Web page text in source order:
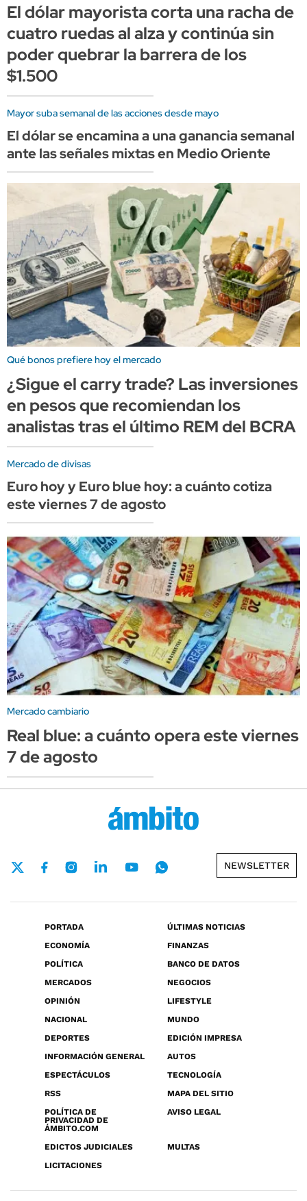
El dólar mayorista corta una racha de
cuatro ruedas al alza y continúa sin
poder quebrar la barrera de los
$1.500
Mayor suba semanal de las acciones desde mayo
El dólar se encamina a una ganancia semanal
ante las señales mixtas en Medio Oriente
Qué bonos prefiere hoy el mercado
¿Sigue el carry trade? Las inversiones
en pesos que recomiendan los
analistas tras el último REM del BCRA
Mercado de divisas
Euro hoy y Euro blue hoy: a cuánto cotiza
este viernes 7 de agosto
Mercado cambiario
Real blue: a cuánto opera este viernes
7 de agosto
NEWSLETTER
PORTADA
ÚLTIMAS NOTICIAS
ECONOMÍA
FINANZAS
POLÍTICA
BANCO DE DATOS
MERCADOS
NEGOCIOS
OPINIÓN
LIFESTYLE
NACIONAL
MUNDO
DEPORTES
EDICIÓN IMPRESA
INFORMACIÓN GENERAL
AUTOS
ESPECTÁCULOS
TECNOLOGÍA
RSS
MAPA DEL SITIO
POLÍTICA DE
PRIVACIDAD DE
ÁMBITO.COM
AVISO LEGAL
EDICTOS JUDICIALES
MULTAS
LICITACIONES